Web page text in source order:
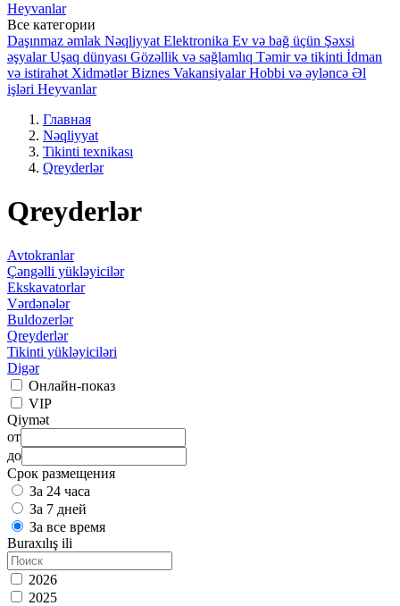
Heyvanlar
Все категории
Daşınmaz əmlak Nəqliyyat Elektronika Ev və bağ üçün Şəxsi
əşyalar Uşaq dünyası Gözəllik və sağlamlıq Təmir və tikinti İdman
və istirahət Xidmətlər Biznes Vakansiyalar Hobbi və əyləncə Əl
işləri Heyvanlar
Главная
Nəqliyyat
Tikinti texnikası
Qreyderlər
Qreyderlər
Avtokranlar
Çəngəlli yükləyicilər
Ekskavatorlar
Vərdənələr
Buldozerlər
Qreyderlər
Tikinti yükləyiciləri
Digər
Онлайн-показ
VIP
Qiymət
от
до
Срок размещения
За 24 часа
За 7 дней
За все время
Buraxılış ili
2026
2025